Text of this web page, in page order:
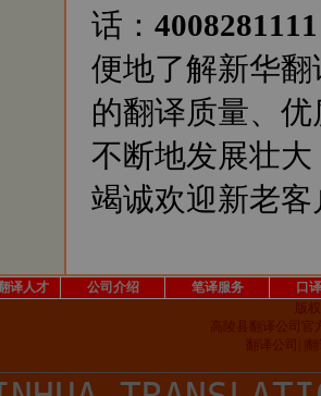
话： 4008281111
便地了解新华
的翻译质量、
不断地发展壮
竭诚欢迎新老
译人才 公司介绍 笔译服务
口
版
高陵县翻译公司官
翻译公司| |